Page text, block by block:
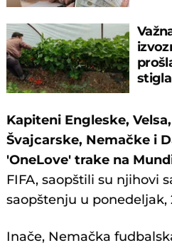
Kapiteni Engleske,
Švajcarske, Nemačke i
'OneLove' trake na
FIFA, saopštili su njihovi
saopštenju u ponedeljak,
Inače, Nemačka